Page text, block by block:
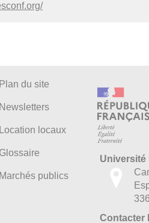
Plan du site
Newsletters
Location locaux
Glossaire
Marchés publics
Université
Contacter